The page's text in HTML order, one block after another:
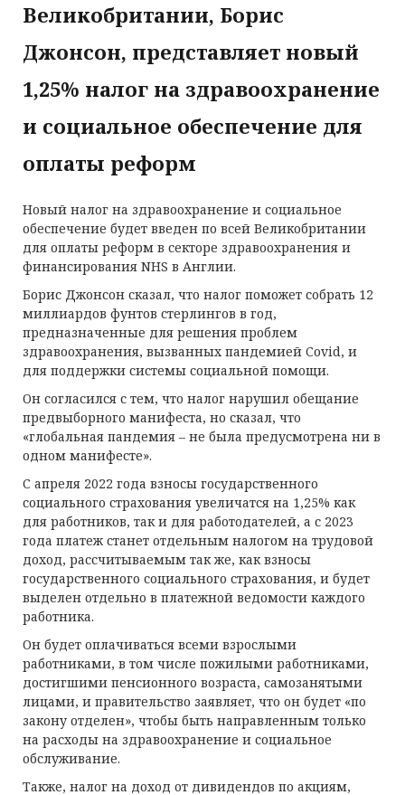
Великобритании, Борис
Джонсон, представляет новый
1,25% налог на здравоохранение
и социальное обеспечение для
оплаты реформ
Новый налог на здравоохранение и социальное
обеспечение будет введен по всей Великобритании
для оплаты реформ в секторе здравоохранения и
финансирования NHS в Англии.
Борис Джонсон сказал, что налог поможет собрать 12
миллиардов фунтов стерлингов в год,
предназначенные для решения проблем
здравоохранения, вызванных пандемией Covid, и
для поддержки системы социальной помощи.
Он согласился с тем, что налог нарушил обещание
предвыборного манифеста, но сказал, что
«глобальная пандемия – не была предусмотрена ни в
одном манифесте».
С апреля 2022 года взносы государственного
социального страхования увеличатся на 1,25% как
для работников, так и для работодателей, а с 2023
года платеж станет отдельным налогом на трудовой
доход, рассчитываемым так же, как взносы
государственного социального страхования, и будет
выделен отдельно в платежной ведомости каждого
работника.
Он будет оплачиваться всеми взрослыми
работниками, в том числе пожилыми работниками,
достигшими пенсионного возраста, самозанятыми
лицами, и правительство заявляет, что он будет «по
закону отделен», чтобы быть направленным только
на расходы на здравоохранение и социальное
обслуживание.
Также, налог на доход от дивидендов по акциям,